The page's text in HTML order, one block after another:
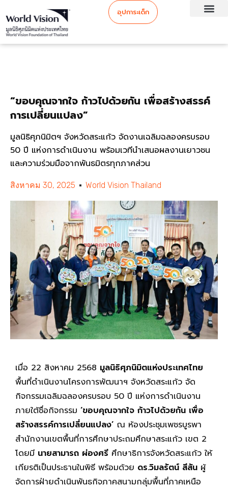
อุปการะเด็ก
“ขอบคุณจากใจ ก้าวไปด้วยกัน เพื่อสร้างสรรค์
การเปลี่ยนแปลง”
มูลนิธิศุภนิมิตฯ จังหวัดสระแก้ว จัดงานเฉลิมฉลองครบรอบ
50 ปี แห่งการดำเนินงาน พร้อมเวทีนำเสนอผลงานเยาวชน
และความร่วมมือจากพันธมิตรทุกภาคส่วน
สิงหาคม 30, 2025 World Vision Thailand
เมื่อ 22 สิงหาคม 2568 มูลนิธิศุภนิมิตแห่งประเทศไทย
พื้นที่ดำเนินงานโครงการพัฒนาฯ จังหวัดสระแก้ว จัด
กิจกรรมเฉลิมฉลองครบรอบ 50 ปี แห่งการดำเนินงาน
ภายใต้ชื่อกิจกรรม ‘ขอบคุณจากใจ ก้าวไปด้วยกัน เพื่อ
สร้างสรรค์การเปลี่ยนแปลง’ ณ ห้องประชุมเพชรบูรพา
สำนักงานเขตพื้นที่การศึกษาประถมศึกษาสระแก้ว เขต 2
โดยมี นายสามารถ ผ่องศรี ศึกษาธิการจังหวัดสระแก้ว ให้
เกียรติเป็นประธานในพิธี พร้อมด้วย ดร.วิมลรัตน์ สีสัน ผู้
จัดการฝ่ายดำเนินพันธกิจภาคสนามกลุ่มพื้นที่ภาคเหนือ